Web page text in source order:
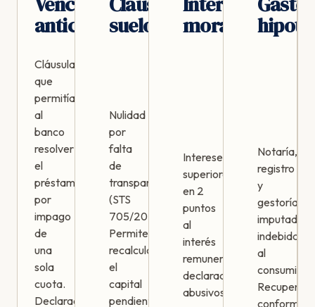
anticipado
Cláusula
que
permitía
al
banco
resolver
el
préstamo
por
impago
de
una
sola
cuota.
Declarada
suelo
Nulidad
por
falta
de
transparencia
(STS
705/2015).
Permite
recalcular
el
capital
pendiente
moratorios
Intereses
superiores
en 2
puntos
al
interés
remuneratorio
declarados
abusivos
Notaría,
registro
y
gestoría
imputados
al
consumidor.
conforme